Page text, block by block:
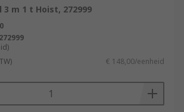
m 1 t Hoist, 272999
272999
€ 148,00/eenheid